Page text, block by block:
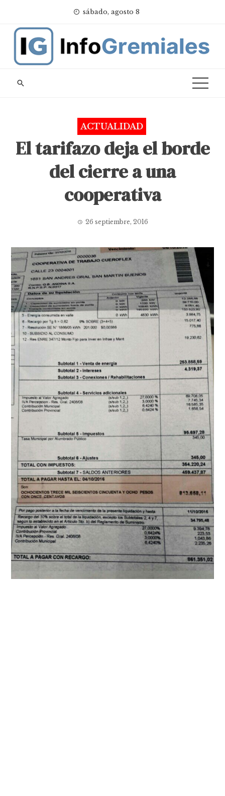
content
sábado, agosto 8
ACTUALIDAD
El tarifazo deja el borde
del cierre a una
cooperativa
26 septiembre, 2016